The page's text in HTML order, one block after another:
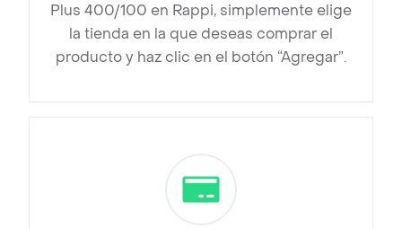
Plus 400/100 en Rappi, simplemente elige
la tienda en la que deseas comprar el
producto y haz clic en el botón “Agregar”.